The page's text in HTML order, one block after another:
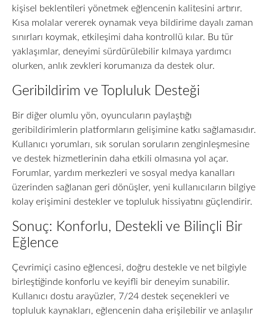
kişisel beklentileri yönetmek eğlencenin kalitesini artırır.
Kısa molalar vererek oynamak veya bildirime dayalı zaman
sınırları koymak, etkileşimi daha kontrollü kılar. Bu tür
yaklaşımlar, deneyimi sürdürülebilir kılmaya yardımcı
olurken, anlık zevkleri korumanıza da destek olur.
Geribildirim ve Topluluk Desteği
Bir diğer olumlu yön, oyuncuların paylaştığı
geribildirimlerin platformların gelişimine katkı sağlamasıdır.
Kullanıcı yorumları, sık sorulan soruların zenginleşmesine
ve destek hizmetlerinin daha etkili olmasına yol açar.
Forumlar, yardım merkezleri ve sosyal medya kanalları
üzerinden sağlanan geri dönüşler, yeni kullanıcıların bilgiye
kolay erişimini destekler ve topluluk hissiyatını güçlendirir.
Sonuç: Konforlu, Destekli ve Bilinçli Bir
Eğlence
Çevrimiçi casino eğlencesi, doğru destekle ve net bilgiyle
birleştiğinde konforlu ve keyifli bir deneyim sunabilir.
Kullanıcı dostu arayüzler, 7/24 destek seçenekleri ve
topluluk kaynakları, eğlencenin daha erişilebilir ve anlaşılır